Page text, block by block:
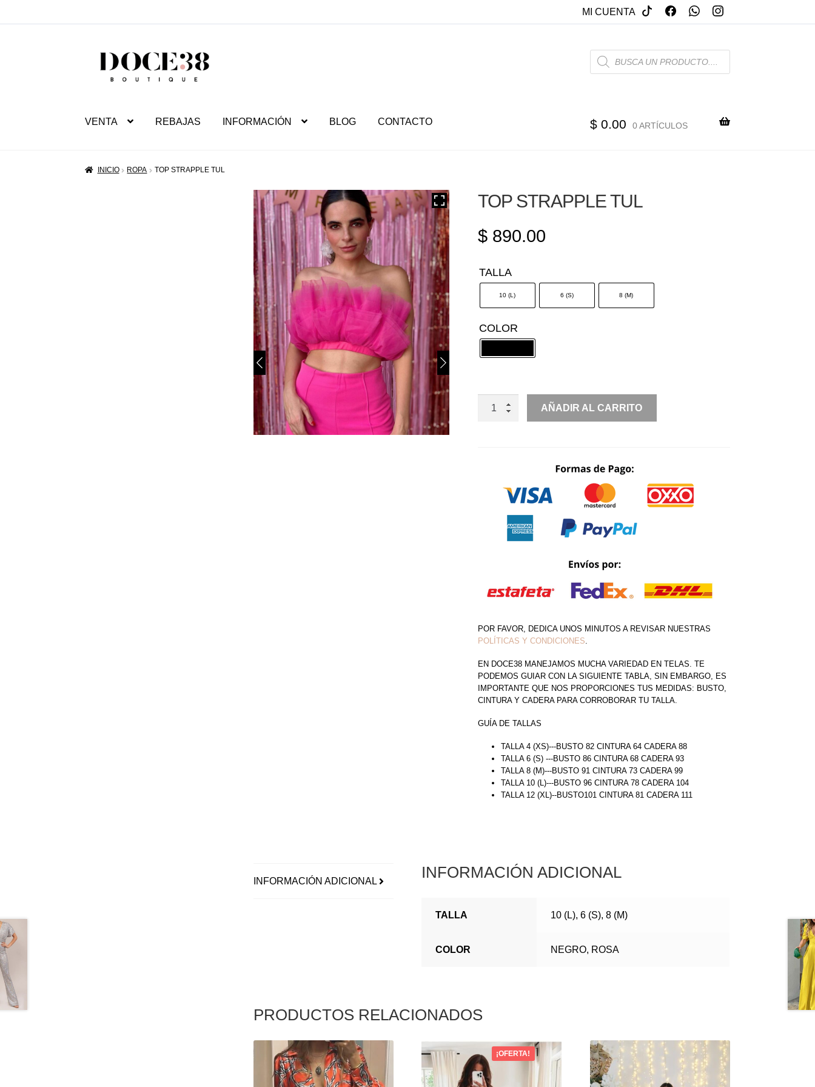
MI CUENTA
SALTAR
PRODUCTS
SEARCH
VENTA REBAJAS INFORMACIÓN BLOG CONTACTO $0.00 0 ARTÍCULOS
INICIO ROPA TOP STRAPPLE TUL
TOP STRAPPLE TUL
$890.00
TALLA
10 (L) 6 (S) 8 (M)
COLOR
TOP
STRAPPLE
AÑADIR AL CARRITO
POR FAVOR, DEDICA UNOS MINUTOS A REVISAR NUESTRAS
POLÍTICAS Y CONDICIONES
EN DOCE38 MANEJAMOS MUCHA VARIEDAD EN TELAS. TE
PODEMOS GUIAR CON LA SIGUIENTE TABLA, SIN EMBARGO, ES
IMPORTANTE QUE NOS PROPORCIONES TUS MEDIDAS: BUSTO,
CINTURA Y CADERA PARA CORROBORAR TU TALLA.
GUÍA DE TALLAS
TALLA 4 (XS)---BUSTO 82 CINTURA 64 CADERA 88
TALLA 6 (S) ---BUSTO 86 CINTURA 68 CADERA 93
TALLA 8 (M)---BUSTO 91 CINTURA 73 CADERA 99
TALLA 10 (L)---BUSTO 96 CINTURA 78 CADERA 104
TALLA 12 (XL)--BUSTO101 CINTURA 81 CADERA 111
INFORMACIÓN ADICIONAL
INFORMACIÓN ADICIONAL
TALLA 10 (L), 6 (S), 8 (M)
COLOR NEGRO, ROSA
PRODUCTOS RELACIONADOS
¡OFERTA!